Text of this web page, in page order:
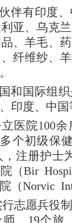
伴有印度
亚、乌克
、羊毛、
纤维纱、
和国际组
印度、中国
医院100
个初级保
注册护士
（Bir
（Norvic
志愿兵役
、19个旅